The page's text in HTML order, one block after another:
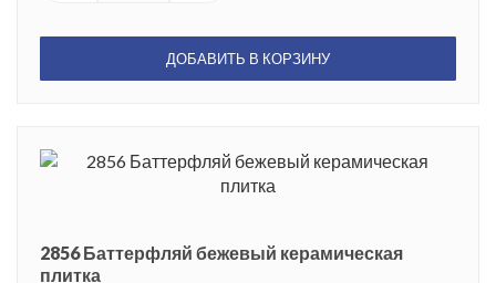
ДОБАВИТЬ В КОРЗИНУ
2856 Баттерфляй бежевый керамическая
плитка